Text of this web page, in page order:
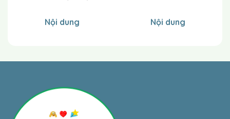
Nội dung Nội dung